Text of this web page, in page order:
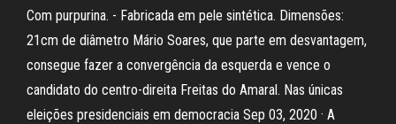
Com purpurina. - Fabricada em pele sintética. Dimensões:
21cm de diâmetro Mário Soares, que parte em desvantagem,
consegue fazer a convergência da esquerda e vence o
candidato do centro-direita Freitas do Amaral. Nas únicas
eleições presidenciais em democracia Sep 03, 2020 · A